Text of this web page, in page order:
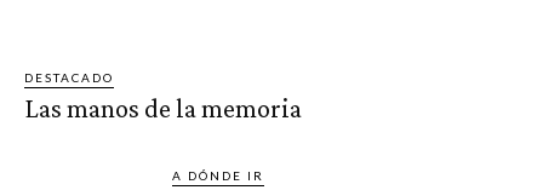
DESTACADO
Las manos de la memoria
A DÓNDE IR